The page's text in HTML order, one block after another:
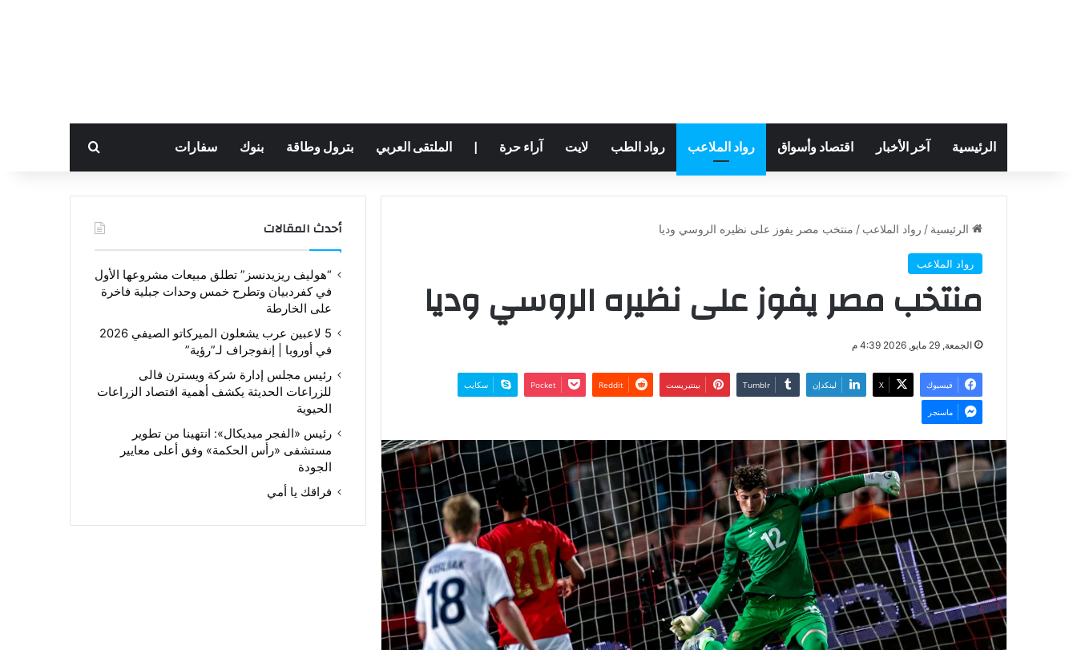
الرئيسية آخر الأخبار اقتصاد وأسواق رواد الملاعب رواد الطب لايت آراء حرة الملتقى العربي بترول وطاقة بنوك سفارات بحث عن
الرئيسية / رواد الملاعب / منتخب مصر يفوز على نظيره الروسي وديا
رواد الملاعب
منتخب مصر يفوز على نظيره الروسي وديا
الجمعة, 29 مايو, 2026 4:39 م
فيسبوك ‫X لينكدإن بينتيريست ‫Pocket سكايب
ماسنجر
أحدث المقالات
“هوليف ريزيدنسز” تطلق مبيعات مشروعها الأول
في كفردبيان وتطرح خمس وحدات جبلية فاخرة
على الخارطة
5 لاعبين عرب يشعلون الميركاتو الصيفي 2026
في أوروبا | إنفوجراف لـ”رؤية”
رئيس مجلس إدارة شركة ويسترن فالى
للزراعات الحديثة يكشف أهمية اقتصاد الزراعات
الحيوية
رئيس «الفجر ميديكال»: انتهينا من تطوير
مستشفى «رأس الحكمة» وفق أعلى معايير
الجودة
فراقك يا أمي